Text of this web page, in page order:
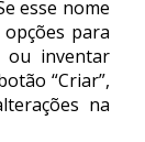
esse nome
para
ou inventar
“Criar”,
na